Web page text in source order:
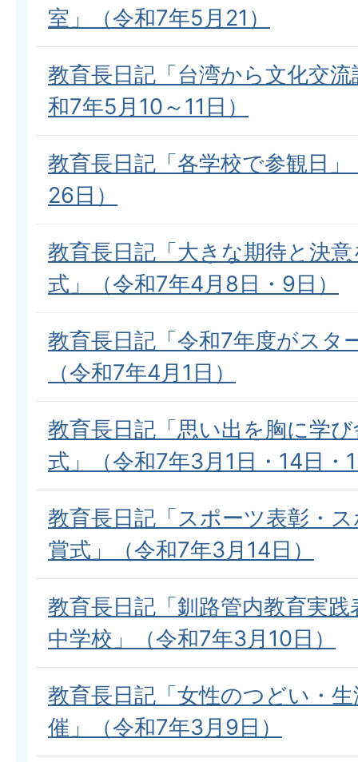
室」（令和7年5月21）
教育長日記「台湾から文化交
和7年5月10～11日）
教育長日記「各学校で参観日
26日）
教育長日記「大きな期待と決
式」（令和7年4月8日・9日）
教育長日記「令和7年度がスタ
（令和7年4月1日）
教育長日記「思い出を胸に学
式」（令和7年3月1日・14日・
教育長日記「スポーツ表彰・
賞式」（令和7年3月14日）
教育長日記「釧路管内教育実
中学校」（令和7年3月10日）
教育長日記「女性のつどい・
催」（令和7年3月9日）